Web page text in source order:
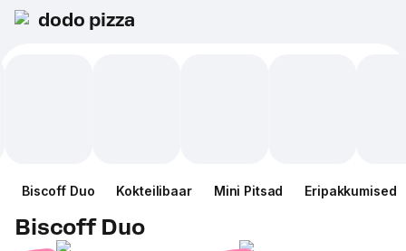
dodo pizza
Biscoff Duo Kokteilibaar Mini Pitsad Eripakkumised
Biscoff Duo